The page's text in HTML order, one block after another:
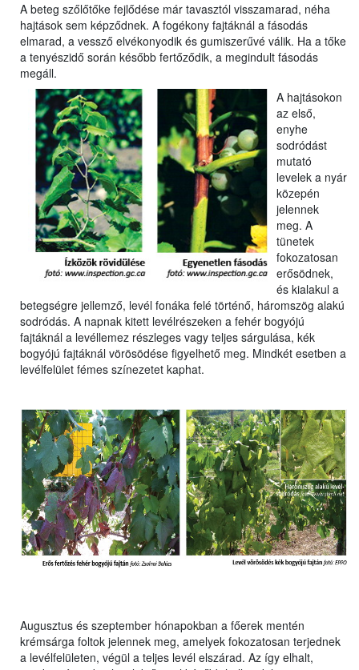
A beteg szőlőtőke fejlődése már tavasztól visszamarad, néha
hajtások sem képződnek. A fogékony fajtáknál a fásodás
elmarad, a vessző elvékonyodik és gumiszerűvé válik. Ha a tőke
a tenyészidő során később fertőződik, a megindult fásodás
megáll.
A hajtásokon
az első,
enyhe
sodródást
mutató
levelek a nyár
közepén
jelennek
meg. A
tünetek
fokozatosan
erősödnek,
és kialakul a
betegségre jellemző, levél fonáka felé történő, háromszög alakú
sodródás. A napnak kitett levélrészeken a fehér bogyójú
fajtáknál a levéllemez részleges vagy teljes sárgulása, kék
bogyójú fajtáknál vörösödése figyelhető meg. Mindkét esetben a
levélfelület fémes színezetet kaphat.
Augusztus és szeptember hónapokban a főerek mentén
krémsárga foltok jelennek meg, amelyek fokozatosan terjednek
a levélfelületen, végül a teljes levél elszárad. Az így elhalt,